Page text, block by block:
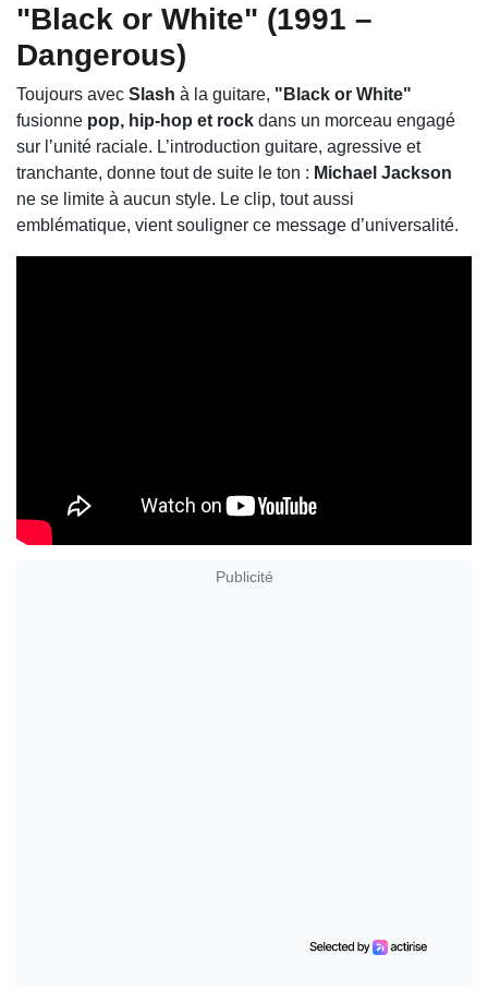
"Black or White" (1991 –
Dangerous)
Toujours avec Slash à la guitare, "Black or White"
fusionne pop, hip-hop et rock dans un morceau engagé
sur l’unité raciale. L’introduction guitare, agressive et
tranchante, donne tout de suite le ton : Michael Jackson
ne se limite à aucun style. Le clip, tout aussi
emblématique, vient souligner ce message d’universalité.
Publicité